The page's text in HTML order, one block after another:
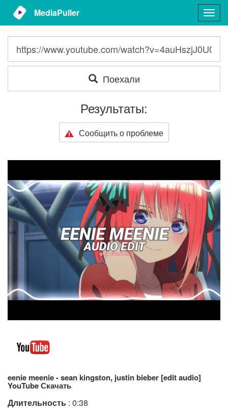
MediaPuller
Поехали
Результаты:
Сообщить о проблеме
eenie meenie - sean kingston, justin bieber [edit audio]
YouTube Скачать
Длительность : 0:38